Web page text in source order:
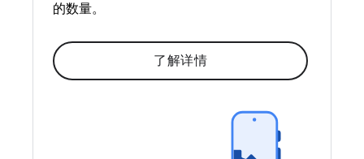
的数量。
了解详情